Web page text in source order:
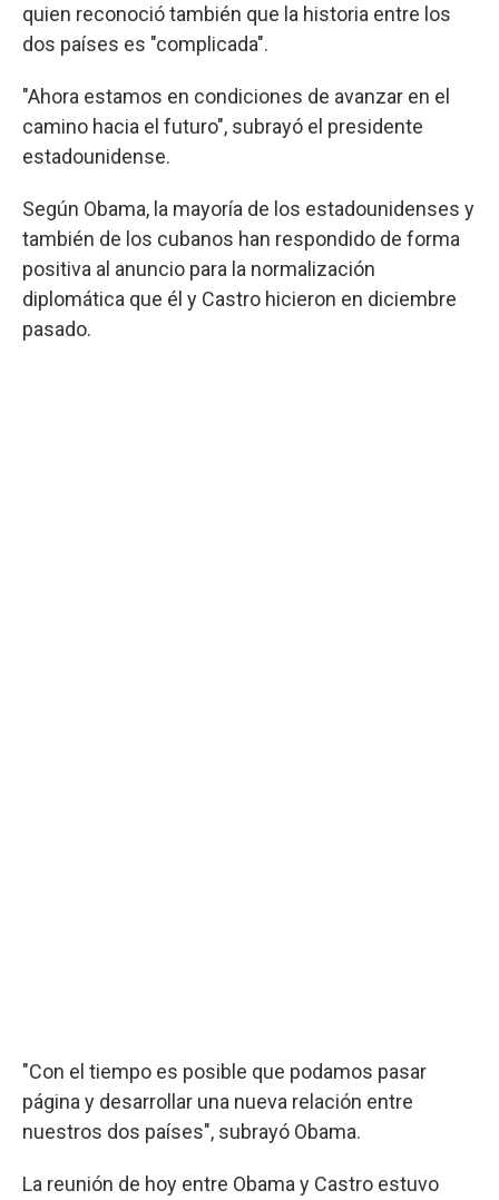
quien reconoció también que la historia entre los
dos países es "complicada".
"Ahora estamos en condiciones de avanzar en el
camino hacia el futuro", subrayó el presidente
estadounidense.
Según Obama, la mayoría de los estadounidenses y
también de los cubanos han respondido de forma
positiva al anuncio para la normalización
diplomática que él y Castro hicieron en diciembre
pasado.
"Con el tiempo es posible que podamos pasar
página y desarrollar una nueva relación entre
nuestros dos países", subrayó Obama.
La reunión de hoy entre Obama y Castro estuvo